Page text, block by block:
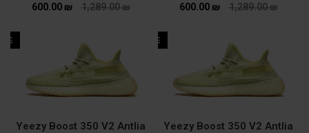
1,289.00₪
600.00 ₪
1,289.00₪
600.00 ₪
SALE
Yeezy Boost 350 V2 Antlia
Yeezy Boost 350 V2 Antlia